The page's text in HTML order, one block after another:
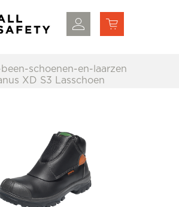
schoenen-en-laarzen
XD S3 Lasschoen